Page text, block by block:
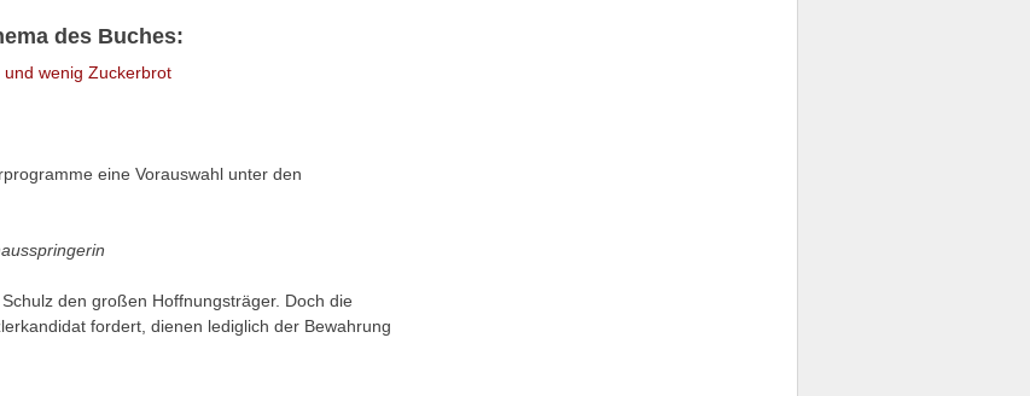
des Buches:
und wenig Zuckerbrot
eine Vorauswahl unter den
den großen Hoffnungsträger. Doch die
fordert, dienen lediglich der Bewahrung